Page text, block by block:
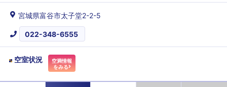
宮城県富谷市太子堂2-2-5
022-348-6555
空室状況
空満情報
をみる